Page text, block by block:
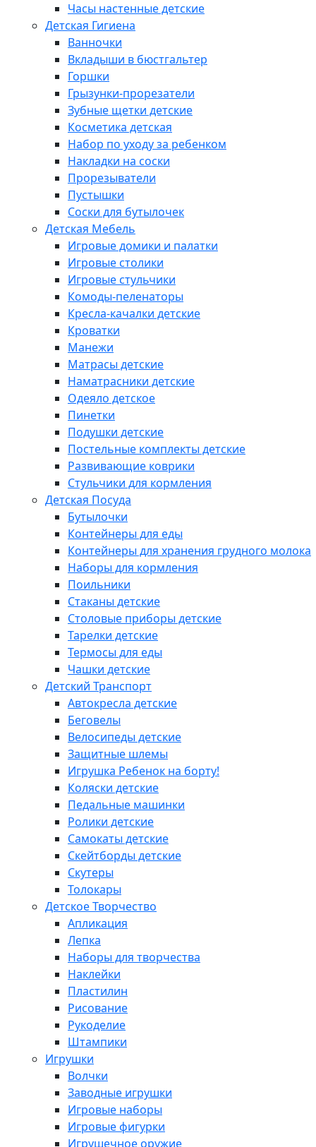
Часы настенные детские
Детская Гигиена
Ванночки
Вкладыши в бюстгальтер
Горшки
Грызунки-прорезатели
Зубные щетки детские
Косметика детская
Набор по уходу за ребенком
Накладки на соски
Прорезыватели
Пустышки
Соски для бутылочек
Детская Мебель
Игровые домики и палатки
Игровые столики
Игровые стульчики
Комоды-пеленаторы
Кресла-качалки детские
Кроватки
Манежи
Матрасы детские
Наматрасники детские
Одеяло детское
Пинетки
Подушки детские
Постельные комплекты детские
Развивающие коврики
Стульчики для кормления
Детская Посуда
Бутылочки
Контейнеры для еды
Контейнеры для хранения грудного молока
Наборы для кормления
Поильники
Стаканы детские
Столовые приборы детские
Тарелки детские
Термосы для еды
Чашки детские
Детский Транспорт
Автокресла детские
Беговелы
Велосипеды детские
Защитные шлемы
Игрушка Ребенок на борту!
Коляски детские
Педальные машинки
Ролики детские
Самокаты детские
Скейтборды детские
Скутеры
Толокары
Детское Творчество
Апликация
Лепка
Наборы для творчества
Наклейки
Пластилин
Рисование
Рукоделие
Штампики
Игрушки
Волчки
Заводные игрушки
Игровые наборы
Игровые фигурки
Игрушечное оружие